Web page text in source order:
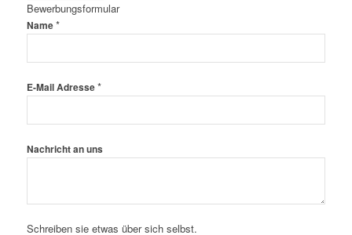
Bewerbungsformular
Name*
E-Mail Adresse*
Nachricht an uns
Schreiben sie etwas über sich selbst.